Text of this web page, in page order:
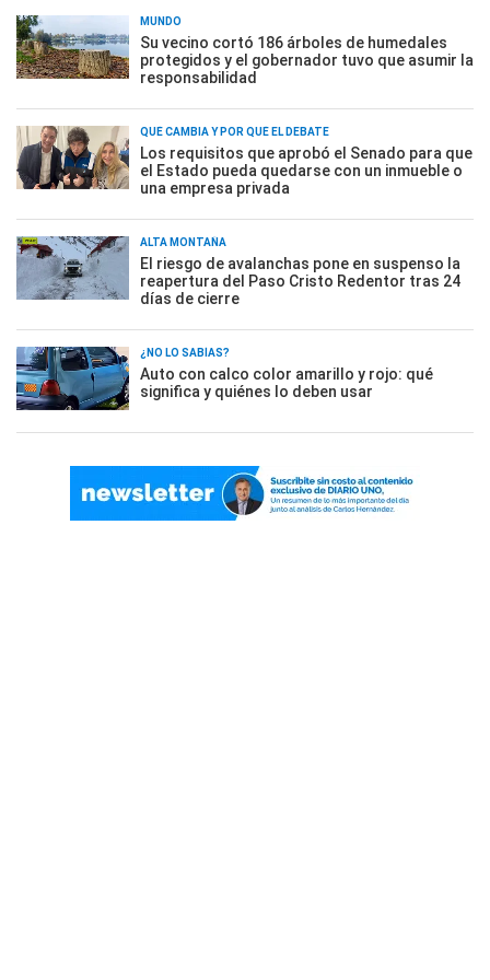
MUNDO
Su vecino cortó 186 árboles de humedales
protegidos y el gobernador tuvo que asumir la
responsabilidad
QUÉ CAMBIA Y POR QUÉ EL DEBATE
Los requisitos que aprobó el Senado para que
el Estado pueda quedarse con un inmueble o
una empresa privada
ALTA MONTAÑA
El riesgo de avalanchas pone en suspenso la
reapertura del Paso Cristo Redentor tras 24
días de cierre
¿NO LO SABÍAS?
Auto con calco color amarillo y rojo: qué
significa y quiénes lo deben usar